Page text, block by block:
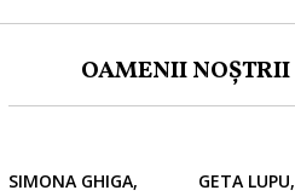
OAMENII NOȘTRII
SIMONA GHIGA,
GETA LUPU,